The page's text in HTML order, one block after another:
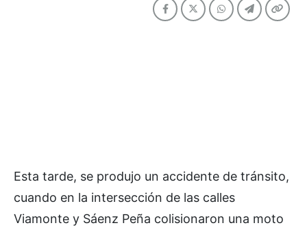
Esta tarde, se produjo un accidente de tránsito,
cuando en la intersección de las calles
Viamonte y Sáenz Peña colisionaron una moto